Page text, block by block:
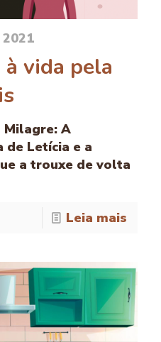
vida pela
Milagre: A
de Letícia e a
a trouxe de volta
Leia mais